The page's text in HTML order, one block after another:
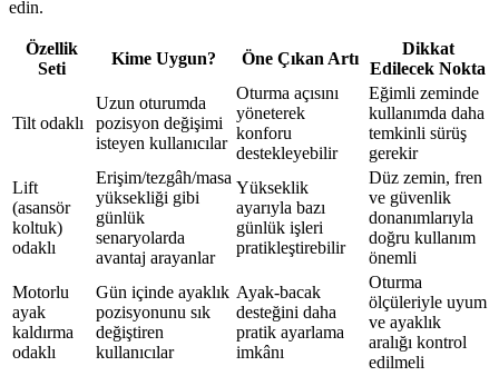
edin.
Özellik
Seti
Kime Uygun? Öne Çıkan Artı
Dikkat
Edilecek Nokta
Tilt odaklı
Uzun oturumda
pozisyon değişimi
isteyen kullanıcılar
Oturma açısını
yöneterek
konforu
destekleyebilir
Eğimli zeminde
kullanımda daha
temkinli sürüş
gerekir
Lift
(asansör
koltuk)
odaklı
Erişim/tezgâh/masa
yüksekliği gibi
günlük
senaryolarda
avantaj arayanlar
Yükseklik
ayarıyla bazı
günlük işleri
pratikleştirebilir
Düz zemin, fren
ve güvenlik
donanımlarıyla
doğru kullanım
önemli
Motorlu
ayak
kaldırma
odaklı
Gün içinde ayaklık
pozisyonunu sık
değiştiren
kullanıcılar
Ayak-bacak
desteğini daha
pratik ayarlama
imkânı
Oturma
ölçüleriyle uyum
ve ayaklık
aralığı kontrol
edilmeli